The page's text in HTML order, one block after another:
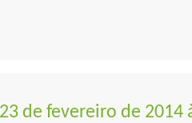
23 de fevereiro de 2014